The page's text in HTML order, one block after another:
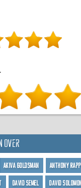
over
Akiva Goldsman Anthony Rapp
David Semel David Solomon